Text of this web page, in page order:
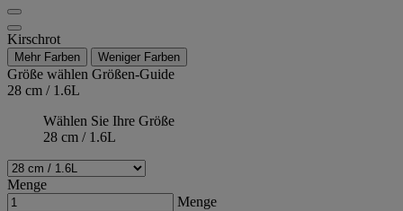
Kirschrot
Mehr Farben Weniger Farben
Größe wählen Größen-Guide
28 cm / 1.6L
Wählen Sie Ihre Größe
28 cm / 1.6L
Menge
Menge